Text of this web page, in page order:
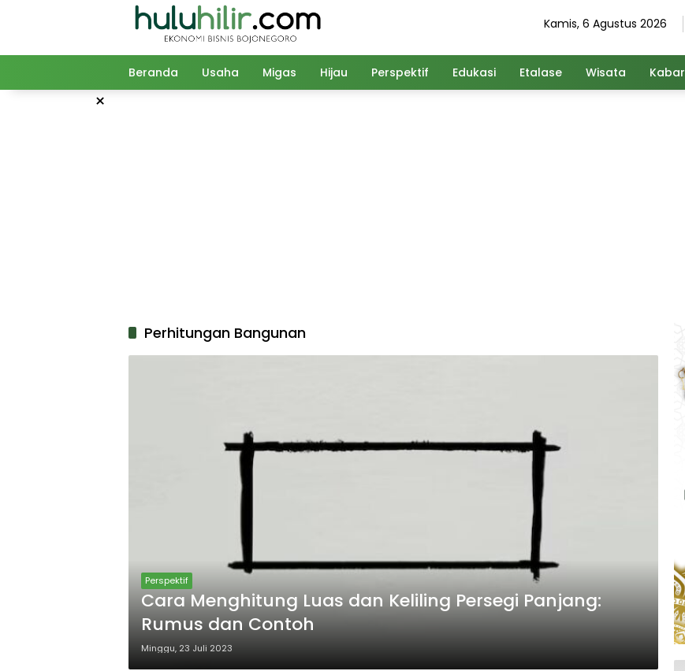
Kamis, 6 Agustus 2026
Beranda Usaha Migas Hijau Perspektif Edukasi Etalase Wisata Kabar
×
Perhitungan Bangunan
Perspektif
Cara Menghitung Luas dan Keliling Persegi Panjang:
Rumus dan Contoh
Minggu, 23 Juli 2023